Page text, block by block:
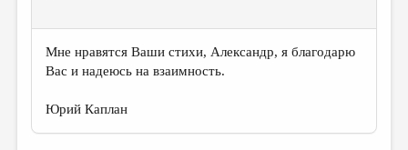
Мне нравятся Ваши стихи, Александр, я благодарю
Вас и надеюсь на взаимность.
Юрий Каплан